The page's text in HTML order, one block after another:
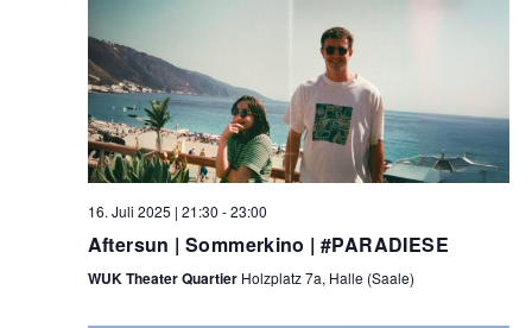
16. Juli 2025 | 21:30 -23:00
Aftersun | Sommerkino | #PARADIESE
WUK Theater Quartier Holzplatz 7a, Halle (Saale)